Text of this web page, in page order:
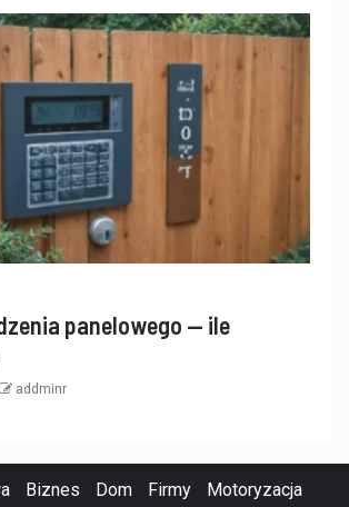
panelowego — ile
addminr
Biznes Dom Firmy Motoryzacja